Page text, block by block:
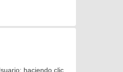
haciendo clic